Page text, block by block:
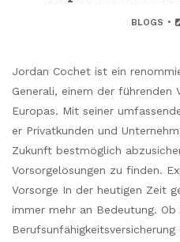
BLOGS
Jordan Cochet ist ein
Generali, einem der führenden
Europas. Mit seiner
er Privatkunden und
Zukunft bestmöglich
Vorsorgelösungen zu finden.
Vorsorge In der heutigen Zeit
immer mehr an Bedeutung. Ob
Berufsunfähigkeitsversicherung